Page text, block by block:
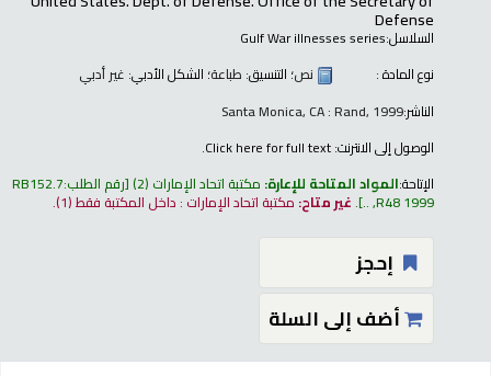
Defense
السلاسل:Gulf War illnesses series
نوع المادة :
نص؛ التنسيق: طباعة؛ الشكل الأدبي: غير أدبي
الناشر:Santa Monica, CA : Rand, 1999
الوصول إلى الانترنت:Click here for full text.
الإتاحة:المواد المتاحة للإعارة: مكتبة اتحاد الإمارات (2) رقم الطلب:RB152.7
R48 1999, ..
.غير متاح:مكتبة اتحاد الإمارات : داخل المكتبة فقط(1).
إحجز
أضف إلى السلة